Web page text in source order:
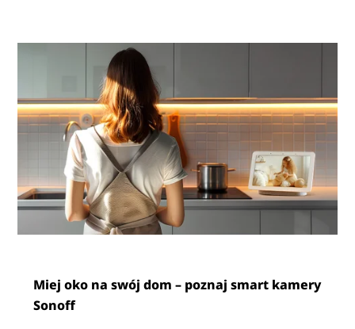
Miej oko na swój dom – poznaj smart kamery
Sonoff